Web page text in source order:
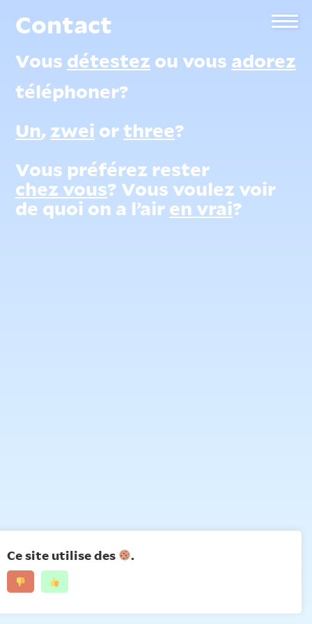
Contact
Vousdétestezou vousadorez
téléphoner?
Un,zweiorthree?
Vous préférez rester
chez vous? Vous voulez voir
de quoi on a l’airen vrai?
Ce site utilise des .